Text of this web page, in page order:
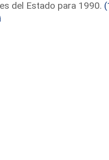
del Estado para 1990.